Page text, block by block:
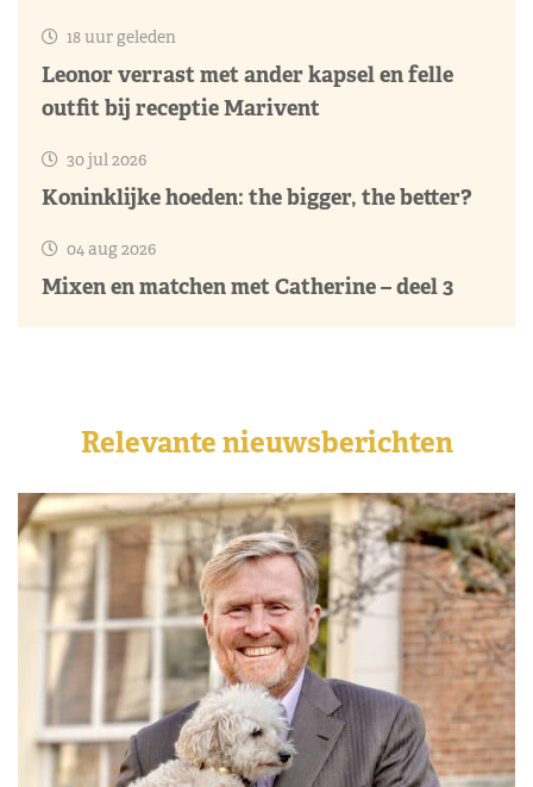
18 uur geleden
Leonor verrast met ander kapsel en felle
outfit bij receptie Marivent
30 jul 2026
Koninklijke hoeden: the bigger, the better?
04 aug 2026
Mixen en matchen met Catherine – deel 3
Relevante nieuwsberichten